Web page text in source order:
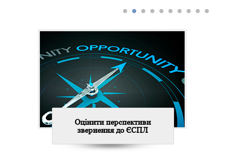
Оцінити перспективи
звернення до ЄСПЛ